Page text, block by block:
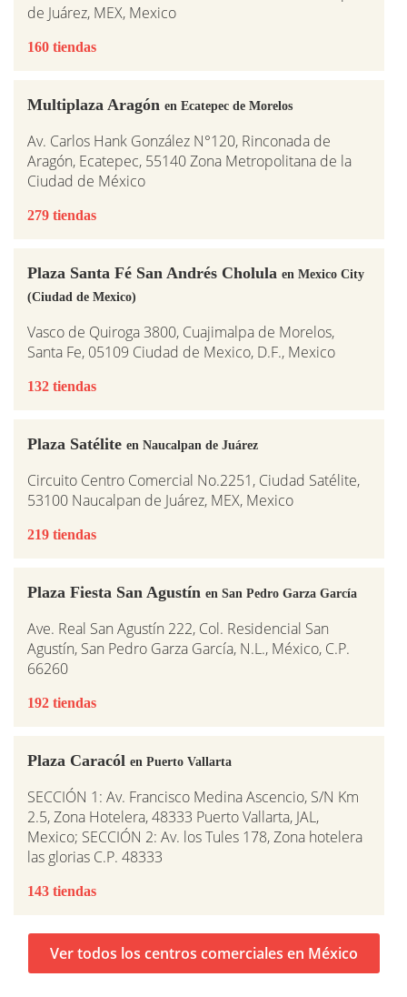
de Juárez, MEX, Mexico
160 tiendas
Multiplaza Aragón en Ecatepec de Morelos
Av. Carlos Hank González N°120, Rinconada de
Aragón, Ecatepec, 55140 Zona Metropolitana de la
Ciudad de México
279 tiendas
Plaza Santa Fé San Andrés Cholula en Mexico City
(Ciudad de Mexico)
Vasco de Quiroga 3800, Cuajimalpa de Morelos,
Santa Fe, 05109 Ciudad de Mexico, D.F., Mexico
132 tiendas
Plaza Satélite en Naucalpan de Juárez
Circuito Centro Comercial No.2251, Ciudad Satélite,
53100 Naucalpan de Juárez, MEX, Mexico
219 tiendas
Plaza Fiesta San Agustín en San Pedro Garza García
Ave. Real San Agustín 222, Col. Residencial San
Agustín, San Pedro Garza García, N.L., México, C.P.
66260
192 tiendas
Plaza Caracól en Puerto Vallarta
SECCIÓN 1: Av. Francisco Medina Ascencio, S/N Km
2.5, Zona Hotelera, 48333 Puerto Vallarta, JAL,
Mexico; SECCIÓN 2: Av. los Tules 178, Zona hotelera
las glorias C.P. 48333
143 tiendas
Ver todos los centros comerciales en México